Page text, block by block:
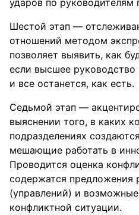
ударов по руководителям
Шестой этап —
отношений методом
позволяет выявить, как
если высшее руководство
и все останется, как есть.
Седьмой этап —
выяснении того, в каких
подразделениях
мешающие работать в
Проводится оценка
содержатся предложения
(управлений) и
конфликтной ситуации.